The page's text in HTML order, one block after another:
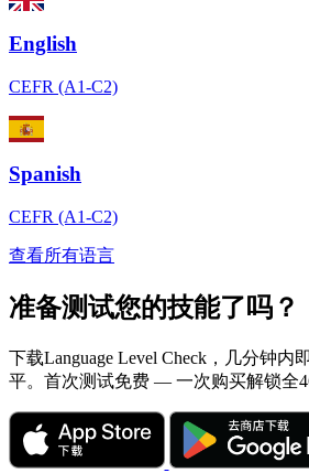
English
CEFR (A1-C2)
Spanish
CEFR (A1-C2)
查看所有语言
准备测试您的技能了吗？
下载Language Level Check，几分钟内
平。首次测试免费 — 一次购买解锁全